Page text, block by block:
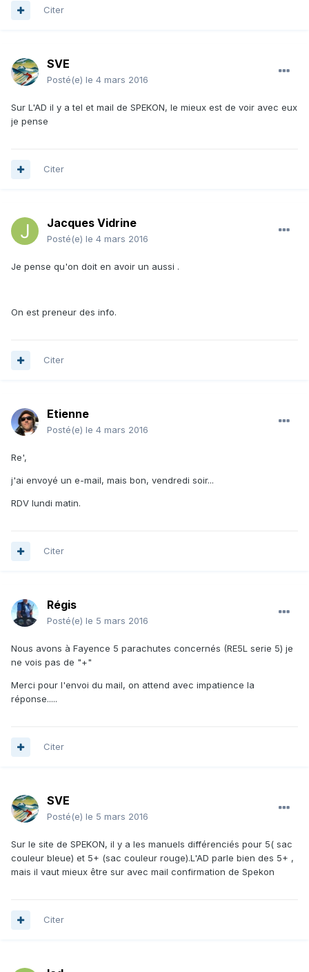
Citer
SVE
Posté(e) le 4 mars 2016
Sur L'AD il y a tel et mail de SPEKON, le mieux est de voir avec eux
je pense
Citer
Jacques Vidrine
Posté(e) le 4 mars 2016
Je pense qu'on doit en avoir un aussi .
On est preneur des info.
Citer
Etienne
Posté(e) le 4 mars 2016
Re',
j'ai envoyé un e-mail, mais bon, vendredi soir...
RDV lundi matin.
Citer
Régis
Posté(e) le 5 mars 2016
Nous avons à Fayence 5 parachutes concernés (RE5L serie 5) je
ne vois pas de "+"
Merci pour l'envoi du mail, on attend avec impatience la
réponse.....
Citer
SVE
Posté(e) le 5 mars 2016
Sur le site de SPEKON, il y a les manuels différenciés pour 5( sac
couleur bleue) et 5+ (sac couleur rouge).L'AD parle bien des 5+ ,
mais il vaut mieux être sur avec mail confirmation de Spekon
Citer